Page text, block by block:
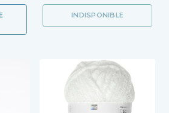
INDISPONIBLE